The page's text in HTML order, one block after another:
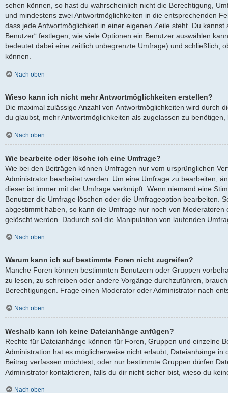
sehen können, so hast du wahrscheinlich nicht die Berechtigung,
und mindestens zwei Antwortmöglichkeiten in die entsprechenden
dass jede Antwortmöglichkeit in einer eigenen Zeile steht. Du kannst
Benutzer“ festlegen, wie viele Optionen ein Benutzer auswählen
bedeutet dabei eine zeitlich unbegrenzte Umfrage) und schließlich,
können.
Nach oben
Wieso kann ich nicht mehr Antwortmöglichkeiten erstellen?
Die maximal zulässige Anzahl von Antwortmöglichkeiten wird durch
du glaubst, mehr Antwortmöglichkeiten als zugelassen zu
Nach oben
Wie bearbeite oder lösche ich eine Umfrage?
Wie bei den Beiträgen können Umfragen nur vom ursprünglichen
Administrator bearbeitet werden. Um eine Umfrage zu bearbeiten,
dieser ist immer mit der Umfrage verknüpft. Wenn niemand eine
Benutzer die Umfrage löschen oder die Umfrageoption bearbeiten.
abgestimmt haben, so kann die Umfrage nur noch von
gelöscht werden. Dadurch soll die Manipulation von laufenden
Nach oben
Warum kann ich auf bestimmte Foren nicht zugreifen?
Manche Foren können bestimmten Benutzern oder Gruppen
zu lesen, zu schreiben oder andere Vorgänge durchzuführen,
Berechtigungen. Frage einen Moderator oder Administrator nach
Nach oben
Weshalb kann ich keine Dateianhänge anfügen?
Rechte für Dateianhänge können für Foren, Gruppen und einzelne
Administration hat es möglicherweise nicht erlaubt, Dateianhänge
Beitrag verfassen möchtest, oder nur bestimmte Gruppen dürfen
Administrator kontaktieren, falls du dir nicht sicher bist, wieso du
Nach oben